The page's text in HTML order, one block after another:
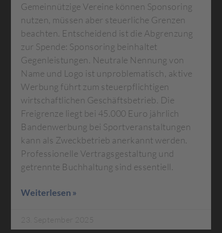
Gemeinnützige Vereine können Sponsoring
nutzen, müssen aber steuerliche Grenzen
beachten. Entscheidend ist die Abgrenzung
zur Spende: Sponsoring beinhaltet
Gegenleistungen. Neutrale Nennung von
Name und Logo ist unproblematisch, aktive
Werbung führt zum steuerpflichtigen
wirtschaftlichen Geschäftsbetrieb. Die
Freigrenze liegt bei 45.000 Euro jährlich
Bandenwerbung bei Sportveranstaltungen
kann als Zweckbetrieb anerkannt werden.
Professionelle Vertragsgestaltung und
getrennte Buchhaltung sind essentiell.
Weiterlesen »
23. September 2025